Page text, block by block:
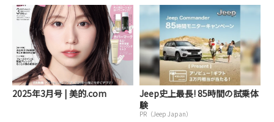
2025年3月号 | 美的.com
Jeep史上最長! 85時間の試乗体
験
PR（Jeep Japan）